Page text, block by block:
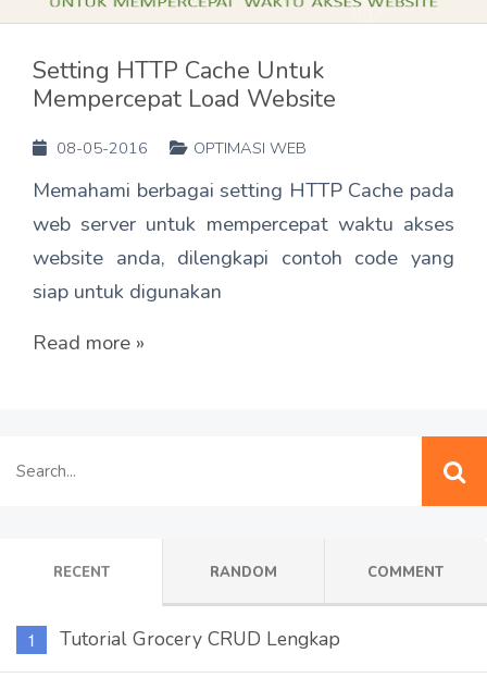
Setting HTTP Cache Untuk
Mempercepat Load Website
08-05-2016 OPTIMASI WEB
Memahami berbagai setting HTTP Cache pada
web server untuk mempercepat waktu akses
website anda, dilengkapi contoh code yang
siap untuk digunakan
Read more »
RECENT RANDOM COMMENT
Tutorial Grocery CRUD Lengkap